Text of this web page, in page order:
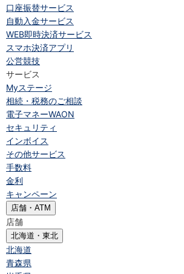
口座振替サービス
自動入金サービス
WEB即時決済サービス
スマホ決済アプリ
公営競技
サービス
Myステージ
相続・税務のご相談
電子マネーWAON
セキュリティ
インボイス
その他サービス
手数料
金利
キャンペーン
店舗・ATM
店舗
北海道・東北
北海道
青森県